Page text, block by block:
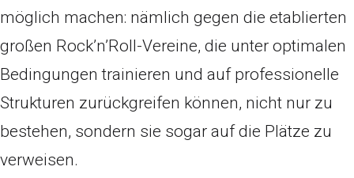
möglich machen: nämlich gegen die etablierten
großen Rock’n’Roll-Vereine, die unter optimalen
Bedingungen trainieren und auf professionelle
Strukturen zurückgreifen können, nicht nur zu
bestehen, sondern sie sogar auf die Plätze zu
verweisen.